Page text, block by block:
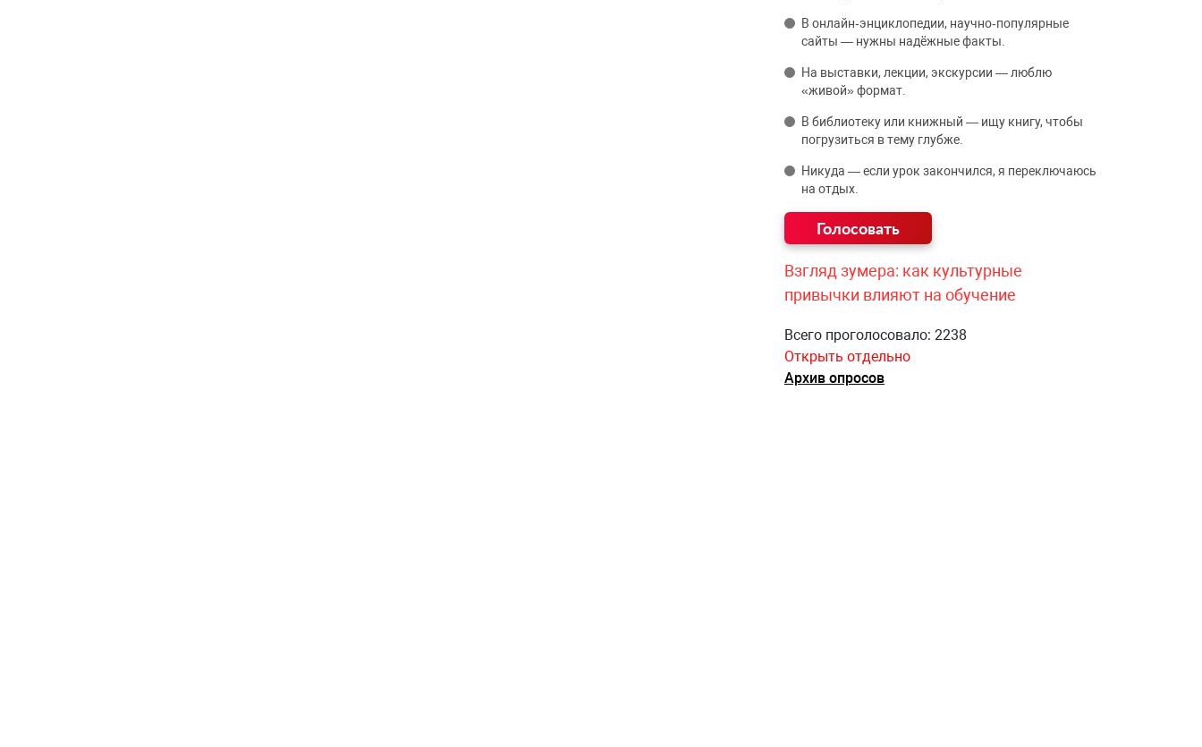
В онлайн‑энциклопедии, научно‑популярные
сайты — нужны надёжные факты.
На выставки, лекции, экскурсии — люблю
«живой» формат.
В библиотеку или книжный — ищу книгу, чтобы
погрузиться в тему глубже.
Никуда — если урок закончился, я переключаюсь
на отдых.
Взгляд зумера: как культурные
привычки влияют на обучение
Всего проголосовало: 2238
Открыть отдельно
Архив опросов